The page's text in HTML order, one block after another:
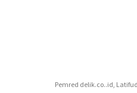
Pemred delik.co..id,